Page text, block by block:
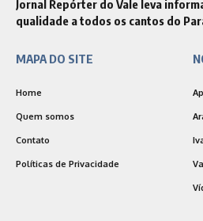
Jornal Repórter do Vale leva
qualidade a todos os cantos do
MAPA DO SITE
Home
Quem somos
Contato
Políticas de Privacidade